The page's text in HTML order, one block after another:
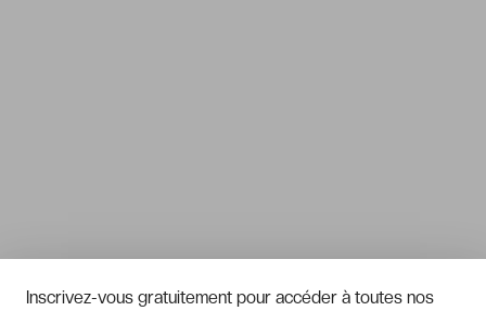
Inscrivez-vous gratuitement pour accéder à toutes nos